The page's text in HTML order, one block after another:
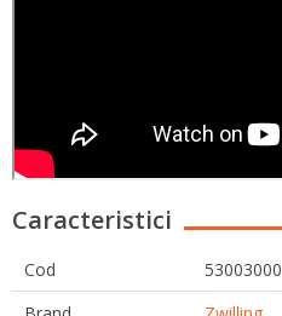
Caracteristici
Cod
53003000